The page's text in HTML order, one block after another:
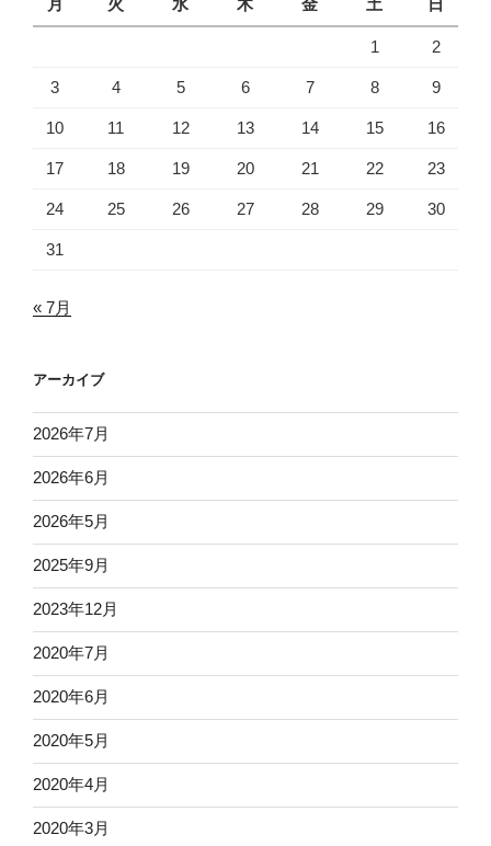
月 火 水 木 金 土 日
1 2
3 4 5 6 7 8 9
10 11 12 13 14 15 16
17 18 19 20 21 22 23
24 25 26 27 28 29 30
31
« 7月
アーカイブ
2026年7月
2026年6月
2026年5月
2025年9月
2023年12月
2020年7月
2020年6月
2020年5月
2020年4月
2020年3月